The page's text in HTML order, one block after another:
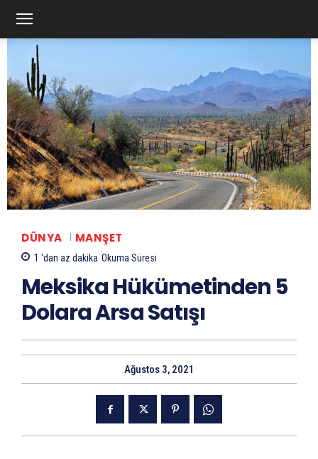
DÜNYA MANŞET
1 'dan az dakika Okuma Süresi
Meksika Hükümetinden 5
Dolara Arsa Satışı
Ağustos 3, 2021